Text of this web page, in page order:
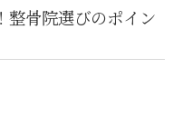
整骨院選びのポイン